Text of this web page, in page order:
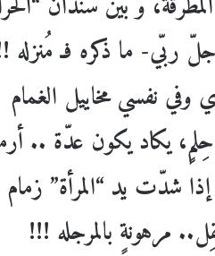
ما ذكره فـ مُنزله
وفي نفسي مخاييل الغمام
يكاد يكون عدّة ..
شدّت يد “المرأة” زمام
مرهونةٍ بالمرجله !!!